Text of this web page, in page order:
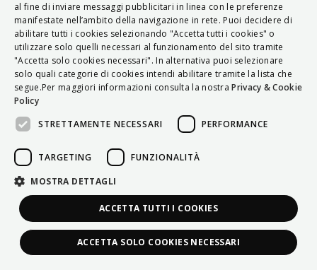
FRENCH
HUNGARIAN
DEUTSCH
POLSKI
PORTUGUÊS
al fine di inviare messaggi pubblicitari in linea con le preferenze
manifestate nell’ambito della navigazione in rete. Puoi decidere di
abilitare tutti i cookies selezionando "Accetta tutti i cookies" o
utilizzare solo quelli necessari al funzionamento del sito tramite
"Accetta solo cookies necessari". In alternativa puoi selezionare
solo quali categorie di cookies intendi abilitare tramite la lista che
segue.Per maggiori informazioni consulta la nostra Privacy & Cookie
Policy
STRETTAMENTE NECESSARI
PERFORMANCE
TARGETING FUNZIONALITÀ
MOSTRA DETTAGLI
ACCETTA TUTTI I COOKIES
ACCETTA SOLO COOKIES NECESSARI